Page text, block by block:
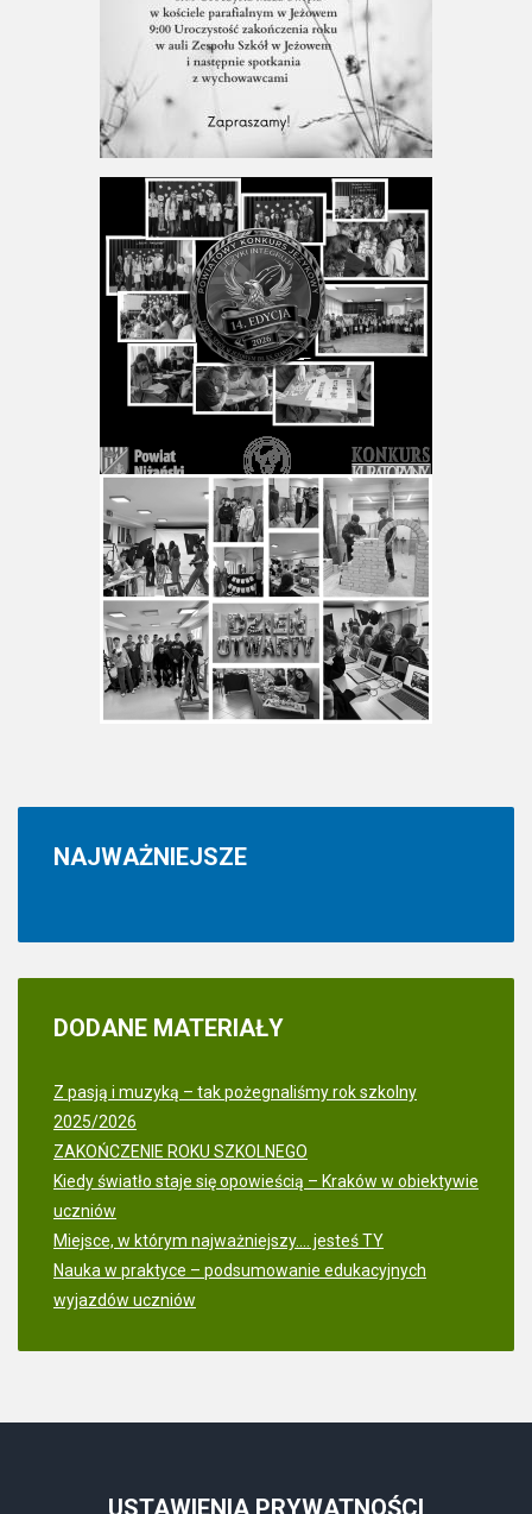
NAJWAŻNIEJSZE
DODANE MATERIAŁY
Z pasją i muzyką – tak pożegnaliśmy rok szkolny
2025/2026
ZAKOŃCZENIE ROKU SZKOLNEGO
Kiedy światło staje się opowieścią – Kraków w obiektywie
uczniów
Miejsce, w którym najważniejszy.... jesteś TY
Nauka w praktyce – podsumowanie edukacyjnych
wyjazdów uczniów
USTAWIENIA PRYWATNOŚCI